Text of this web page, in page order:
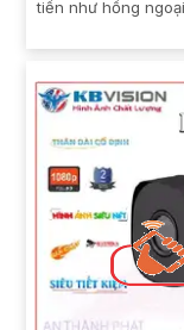
tiến như hồng